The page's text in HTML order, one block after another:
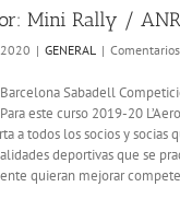
Mini Rally / ANR
| GENERAL |
Sabadell
este curso 2019-20
a todos los socios y socias
deportivas que se
quieran mejorar